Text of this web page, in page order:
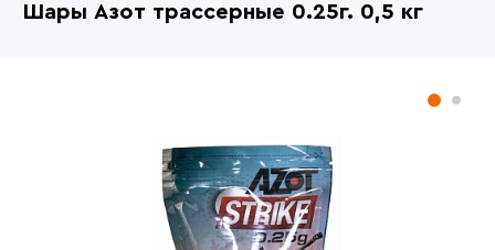
Шары Азот трассерные 0.25г. 0,5 кг